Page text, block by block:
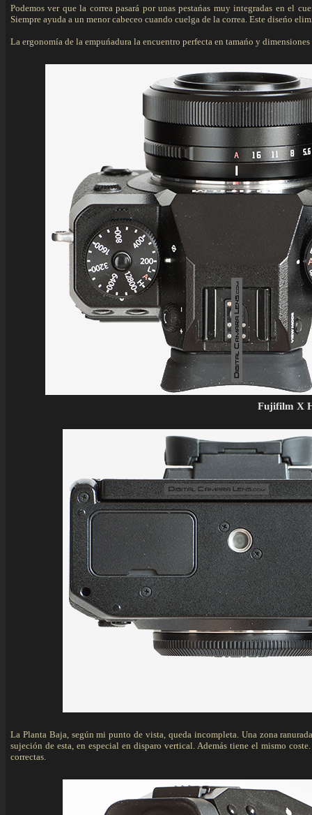
Podemos ver que la correa pasará por unas pestańas muy integradas en el
Siempre ayuda a un menor cabeceo cuando cuelga de la correa. Este diseńo
La ergonomía de la empuńadura la encuentro perfecta en tamańo y
Fujifilm X
La Planta Baja, según mi punto de vista, queda incompleta. Una zona
sujeción de esta, en especial en disparo vertical. Además tiene el mismo
correctas.